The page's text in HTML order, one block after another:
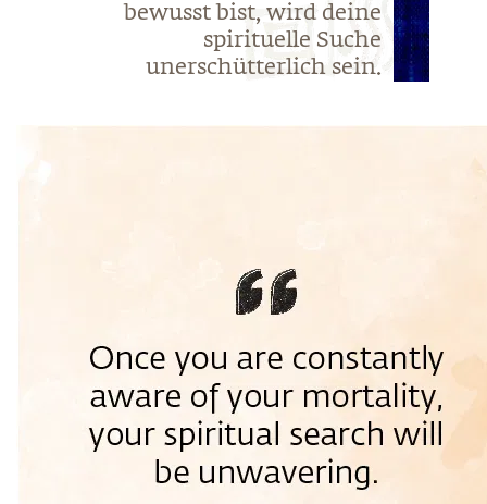
bewusst bist, wird deine
spirituelle Suche
unerschütterlich sein.